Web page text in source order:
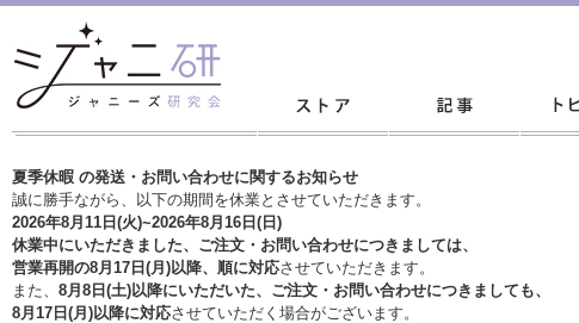
夏季休暇 の発送・お問い合わせに関するお知らせ
誠に勝手ながら、以下の期間を休業とさせていただきます。
2026年8月11日(火)~2026年8月16日(日)
休業中にいただきました、ご注文・お問い合わせにつきましては、
営業再開の8月17日(月)以降、順に対応させていただきます。
また、 8月8日(土)以降にいただいた、ご注文・ お問い合わせにつきましても、
8月17日(月)以降に対応させていただく場合がございます。